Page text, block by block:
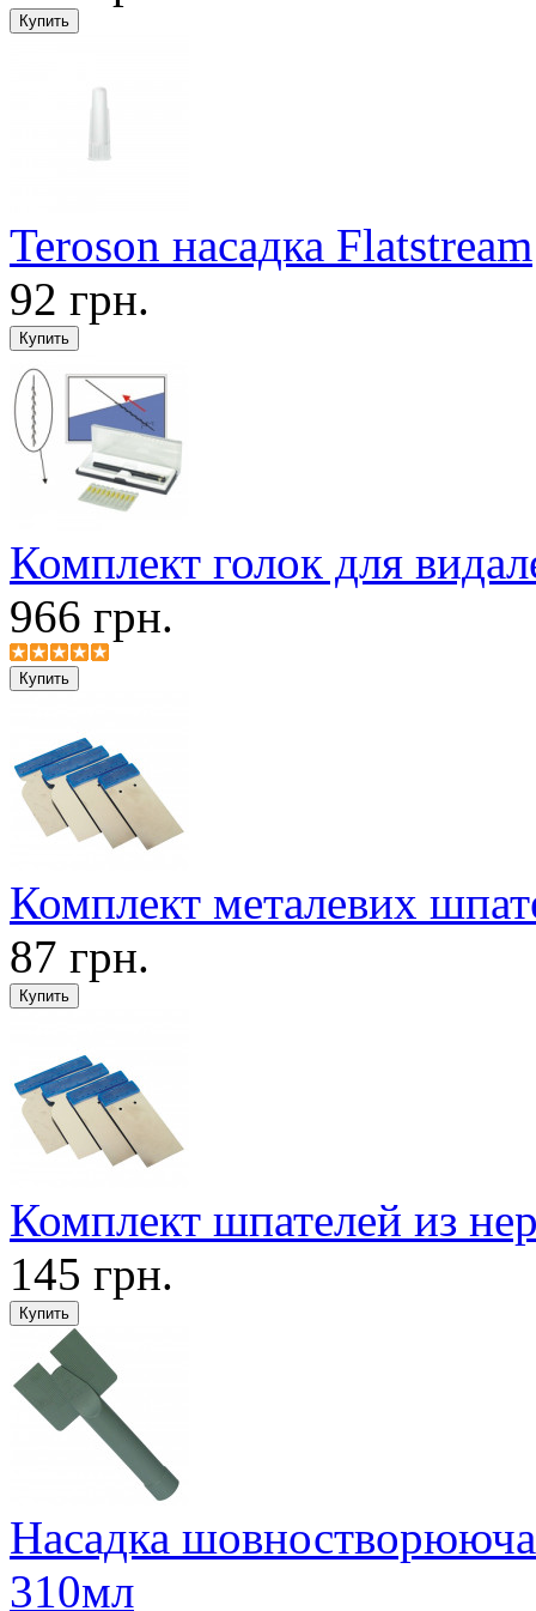
Terоson насадка Flatstream
92 грн.
Комплект голок для
966 грн.
Комплект металевих
87 грн.
Комплект шпателей из
145 грн.
Насадка шовностворююча
310мл